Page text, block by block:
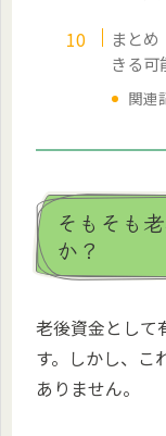
まと
きる可
関連
そもそも
か？
老後資金として
す。しかし、こ
ありません。